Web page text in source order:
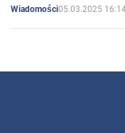
Wiadomości05.03.2025